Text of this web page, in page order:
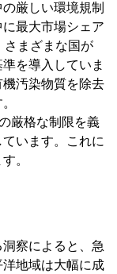
厳しい環境規制
最大市場シェア
さまざまな国が
を導入していま
汚染物質を除去
厳格な制限を義
います。これに
。
察によると、急
地域は大幅に成